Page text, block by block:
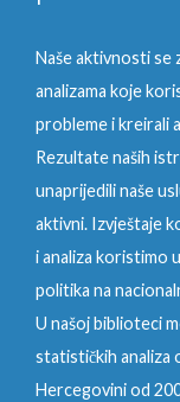
Naše aktivnosti se
analizama koje
probleme i kreirali
Rezultate naših
unaprijedili naše
aktivni. Izvještaje
i analiza koristimo
politika na
U našoj biblioteci
statističkih analiza
Hercegovini od